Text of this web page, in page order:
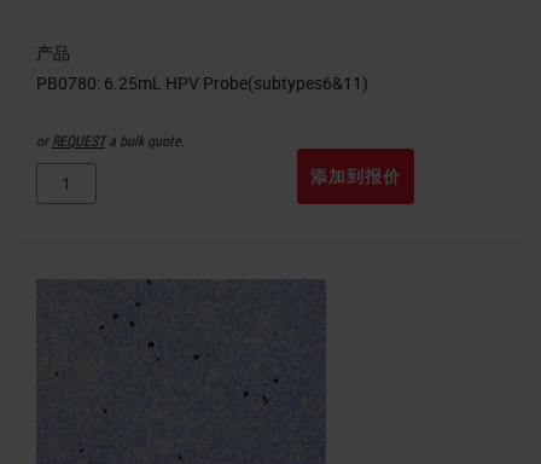
产品
orREQUESTa bulk quote.
添加到报价